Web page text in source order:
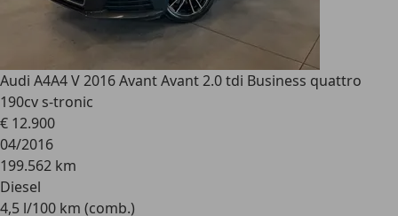
Audi A4A4 V 2016 Avant Avant 2.0 tdi Business quattro
190cv s-tronic
€ 12.900
04/2016
199.562 km
Diesel
4,5 l/100 km (comb.)